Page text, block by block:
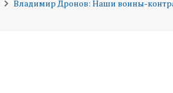
Владимир Дронов: Наши воины-